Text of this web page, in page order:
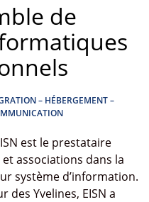
de
– HÉBERGEMENT –
est le prestataire
associations dans la
système d’information.
des Yvelines, EISN a